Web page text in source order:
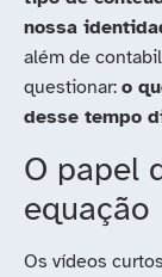
nossa
além de
questionar: o
desse tempo
O papel
equação
Os vídeos